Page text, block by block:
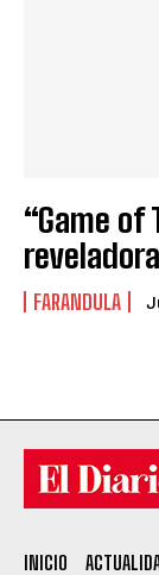
“Game of
FARANDULA
INICIO